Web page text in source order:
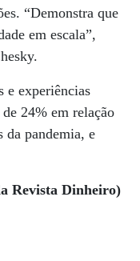
“Demonstra que
em escala”,
e experiências
24% em relação
da pandemia, e
Revista Dinheiro)